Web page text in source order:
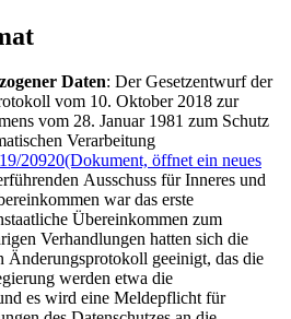
Daten: Der Gesetzentwurf der
vom 10. Oktober 2018 zur
vom 28. Januar 1981 zum Schutz
Verarbeitung
19/20920(Dokument, öffnet ein neues
Ausschuss für Inneres und
war das erste
Übereinkommen zum
Verhandlungen hatten sich die
Änderungsprotokoll geeinigt, das die
werden etwa die
es wird eine Meldepflicht für